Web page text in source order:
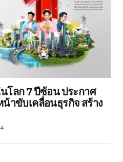
โลก 7 ปีซ้อน ประกาศ
าขับเคลื่อนธุรกิจ สร้าง